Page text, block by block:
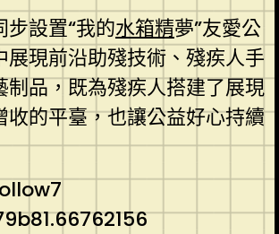
步設置“我的水箱精夢”友愛公
展現前沿助殘技術、殘疾人手
制品，既為殘疾人搭建了展現
收的平臺，也讓公益好心持續